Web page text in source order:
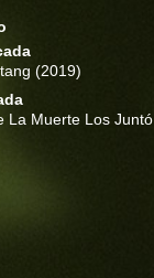
(2019)
Muerte Los Juntó